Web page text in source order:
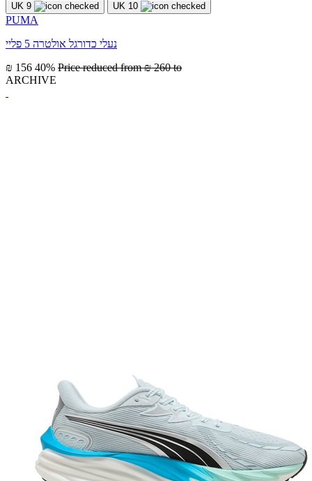
UK 9
UK 10
PUMA
נעלי כדורגל אולטרה 5 פליי
₪ 156 40% Price reduced from₪ 260 to
ARCHIVE